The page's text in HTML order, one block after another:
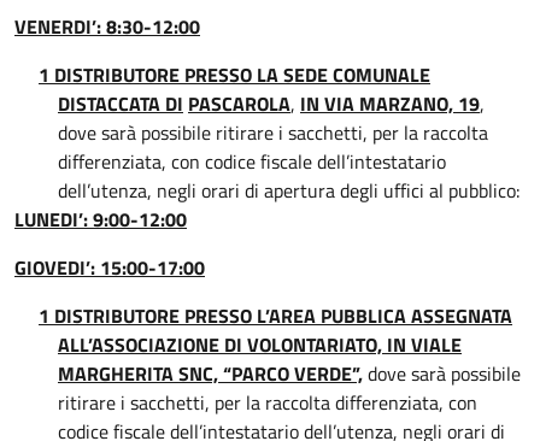
VENERDI’: 8:30-12:00
1 DISTRIBUTORE PRESSO LA SEDE COMUNALE
DISTACCATA DI PASCAROLA, IN VIA MARZANO, 19,
dove sarà possibile ritirare i sacchetti, per la raccolta
differenziata, con codice fiscale dell’intestatario
dell’utenza, negli orari di apertura degli uffici al pubblico:
LUNEDI’: 9:00-12:00
GIOVEDI’: 15:00-17:00
1 DISTRIBUTORE PRESSO L’AREA PUBBLICA ASSEGNATA
ALL’ASSOCIAZIONE DI VOLONTARIATO, IN VIALE
MARGHERITA SNC, “PARCO VERDE”,dove sarà possibile
ritirare i sacchetti, per la raccolta differenziata, con
codice fiscale dell’intestatario dell’utenza, negli orari di